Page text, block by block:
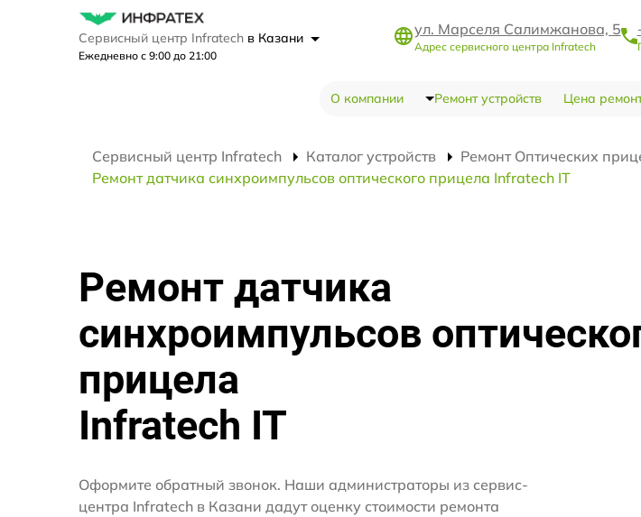
Сервисный центр Infratech в Казани
Ежедневно с 9:00 до 21:00
ул. Марселя Салимжанова, 5
Адрес сервисного центра Infratech
О компании Ремонт устройств Цена
Сервисный центр Infratech Каталог устройств Ремонт Оптических
Ремонт датчика синхроимпульсов оптического прицела Infratech IT
Ремонт датчика
синхроимпульсов
прицела
Infratech IT
Оформите обратный звонок. Наши администраторы из сервис-
центра Infratech в Казани дадут оценку стоимости ремонта